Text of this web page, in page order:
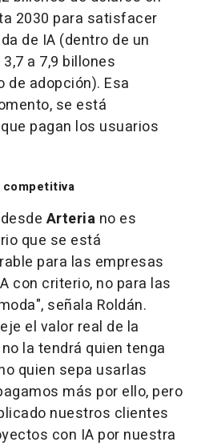
2030 para satisfacer
de IA (dentro de un
a 7,9 billones
de adopción). Esa
se está
pagan los usuarios
Arteria no es
que se está
para las empresas
con criterio, no para las
", señala Roldán.
el valor real de la
la tendrá quien tenga
quien sepa usarlas
más por ello, pero
nuestros clientes
con IA por nuestra